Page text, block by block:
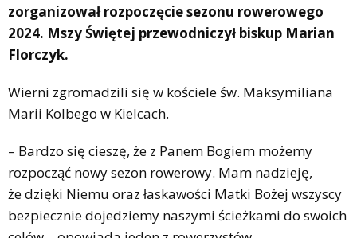
zorganizował rozpoczęcie sezonu rowerowego
2024. Mszy Świętej przewodniczył biskup Marian
Florczyk.
Wierni zgromadzili się w kościele św. Maksymiliana
Marii Kolbego w Kielcach.
– Bardzo się cieszę, że z Panem Bogiem możemy
rozpocząć nowy sezon rowerowy. Mam nadzieję,
że dzięki Niemu oraz łaskawości Matki Bożej wszyscy
bezpiecznie dojedziemy naszymi ścieżkami do swoich